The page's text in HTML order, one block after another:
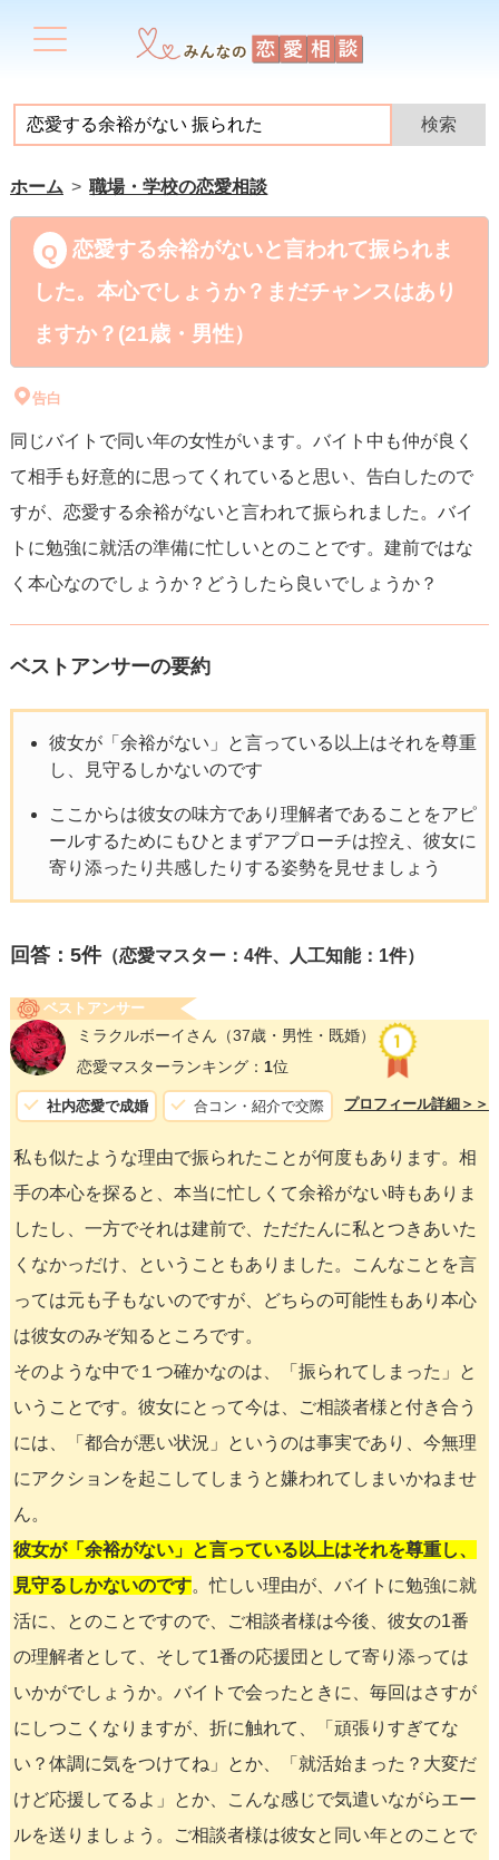
ホーム 職場・学校の恋愛相談
恋愛する余裕がないと言われて振られま
した。本心でしょうか？まだチャンスはあり
ますか？(21歳・男性）
告白
同じバイトで同い年の女性がいます。バイト中も仲が良く
て相手も好意的に思ってくれていると思い、告白したので
すが、恋愛する余裕がないと言われて振られました。バイ
トに勉強に就活の準備に忙しいとのことです。建前ではな
く本心なのでしょうか？どうしたら良いでしょうか？
ベストアンサーの要約
彼女が「余裕がない」と言っている以上はそれを尊重
し、見守るしかないのです
ここからは彼女の味方であり理解者であることをアピ
ールするためにもひとまずアプローチは控え、彼女に
寄り添ったり共感したりする姿勢を見せましょう
回答： 5件（恋愛マスター：4件、人工知能：1件）
ベストアンサー
ミラクルボーイさん （37歳・男性・既婚）
恋愛マスターランキング： 1位
社内恋愛で成婚 合コン・紹介で交際 プロフィール詳細＞＞
私も似たような理由で振られたことが何度もあります。相
手の本心を探ると、本当に忙しくて余裕がない時もありま
したし、一方でそれは建前で、ただたんに私とつきあいた
くなかっだけ、ということもありました。こんなことを言
っては元も子もないのですが、どちらの可能性もあり本心
は彼女のみぞ知るところです。
そのような中で１つ確かなのは、「振られてしまった」と
いうことです。彼女にとって今は、ご相談者様と付き合う
には、「都合が悪い状況」というのは事実であり、今無理
にアクションを起こしてしまうと嫌われてしまいかねませ
ん。
彼女が「余裕がない」と言っている以上はそれを尊重し、
見守るしかないのです。忙しい理由が、バイトに勉強に就
活に、とのことですので、ご相談者様は今後、彼女の1番
の理解者として、そして1番の応援団として寄り添っては
いかがでしょうか。バイトで会ったときに、毎回はさすが
にしつこくなりますが、折に触れて、「頑張りすぎてな
い？体調に気をつけてね」とか、「就活始まった？大変だ
けど応援してるよ」とか、こんな感じで気遣いながらエー
ルを送りましょう。ご相談者様は彼女と同い年とのことで